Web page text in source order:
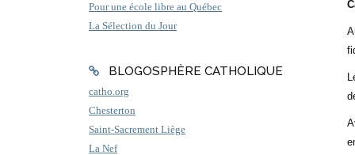
Pour une école libre au Québec
La Sélection du Jour
BLOGOSPHÈRE CATHOLIQUE
catho.org
Chesterton
Saint-Sacrement Liège
La Nef